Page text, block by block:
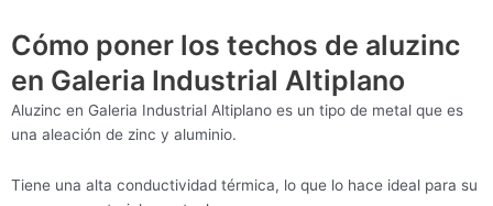
Cómo poner los techos de aluzinc
en Galeria Industrial Altiplano
Aluzinc en Galeria Industrial Altiplano es un tipo de metal que es
una aleación de zinc y aluminio.
Tiene una alta conductividad térmica, lo que lo hace ideal para su